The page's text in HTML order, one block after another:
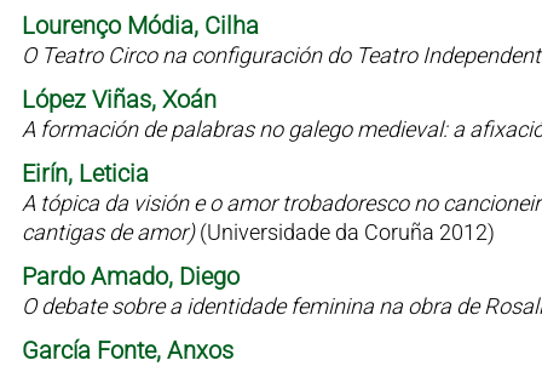
Lourenço Módia, Cilha
O Teatro Circo na configuración do Teatro
López Viñas, Xoán
A formación de palabras no galego medieval: a
Eirín, Leticia
A tópica da visión e o amor trobadoresco no
cantigas de amor)(Universidade da Coruña 2012)
Pardo Amado, Diego
O debate sobre a identidade feminina na obra de
García Fonte, Anxos